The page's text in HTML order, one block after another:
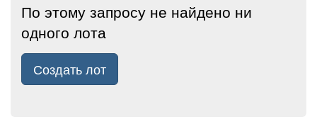
По этому запросу не найдено ни
одного лота
Создать лот